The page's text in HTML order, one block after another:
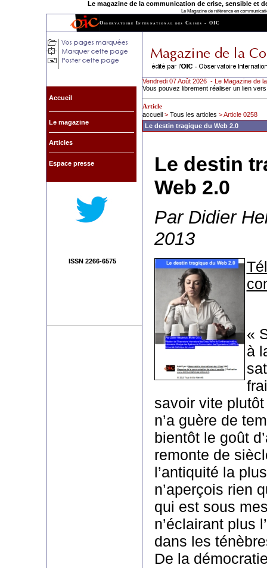
Le magazine de la communication de crise, sensible et
Le Magazine de référence en
Observatoire International des Crises - OIC
Accueil
Le magazine
Articles
Espace presse
ISSN 2266-6575
Vendredi 07 Août 2026 - Le Magazine de
Vous pouvez librement réaliser un lien
Article
accueil> Tous les articles > Article 0258
Le destin tragique du Web 2.0
Le destin
Web 2.0
Par Didier
2013
«
à
savoir vite plutôt
n’a guère de
bientôt le goût
remonte de
l’antiquité la
n’aperçois rien
qui est sous
n’éclairant plus
dans les
De la